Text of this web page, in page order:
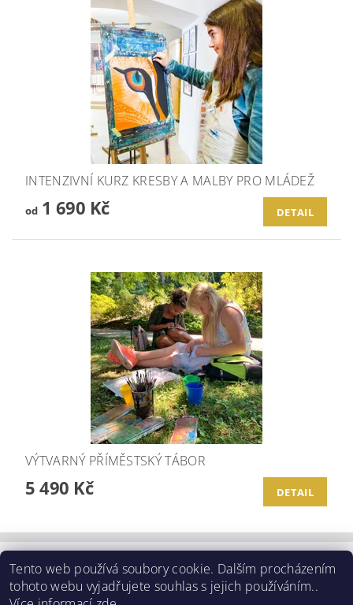
INTENZIVNÍ KURZ KRESBY A MALBY PRO MLÁDEŽ
od1 690 Kč DETAIL
VÝTVARNÝ PŘÍMĚSTSKÝ TÁBOR
5 490 Kč DETAIL
Obchodní podmínky
Tento web používá soubory cookie. Dalším procházením
tohoto webu vyjadřujete souhlas s jejich používáním..